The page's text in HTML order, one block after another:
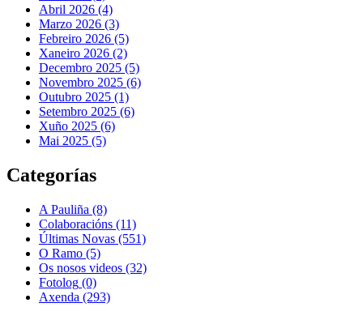
Abril 2026 (4)
Marzo 2026 (3)
Febreiro 2026 (5)
Xaneiro 2026 (2)
Decembro 2025 (5)
Novembro 2025 (6)
Outubro 2025 (1)
Setembro 2025 (6)
Xuño 2025 (6)
Mai 2025 (5)
Categorías
A Pauliña (8)
Colaboracións (11)
Últimas Novas (551)
O Ramo (5)
Os nosos videos (32)
Fotolog (0)
Axenda (293)